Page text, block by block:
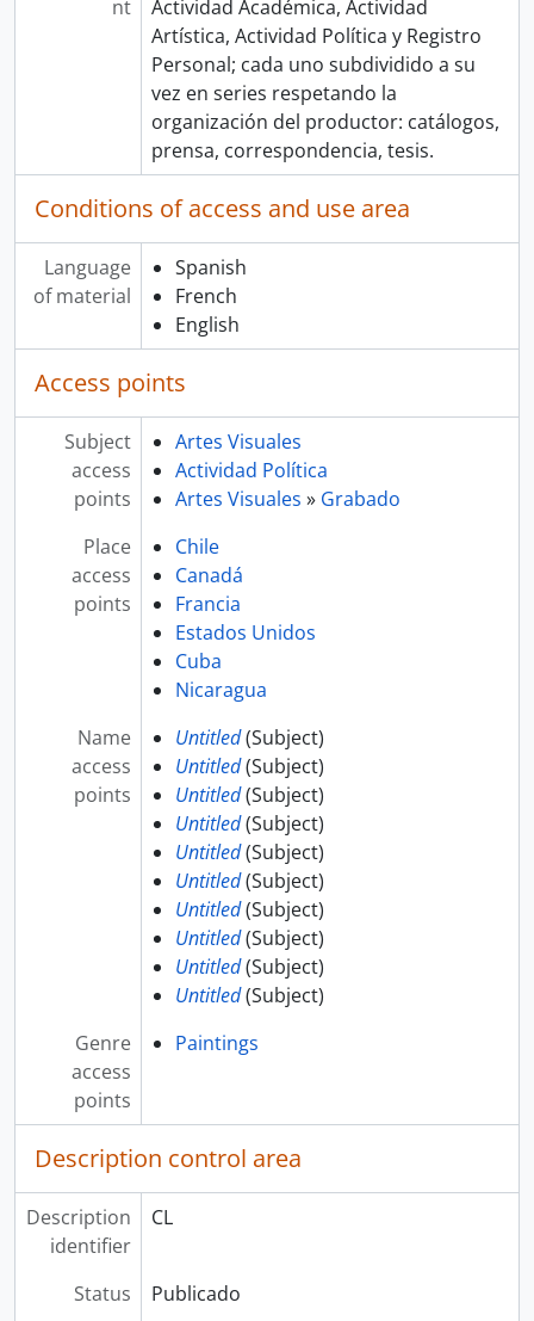
nt
Actividad Académica, Actividad
Artística, Actividad Política y Registro
Personal; cada uno subdividido a su
vez en series respetando la
organización del productor: catálogos,
prensa, correspondencia, tesis.
Conditions of access and use area
Language
of material
Spanish
French
English
Access points
Subject
access
points
Artes Visuales
Actividad Política
Artes Visuales » Grabado
Place
access
points
Chile
Canadá
Francia
Estados Unidos
Cuba
Nicaragua
Name
access
points
Untitled(Subject)
Untitled(Subject)
Untitled(Subject)
Untitled(Subject)
Untitled(Subject)
Untitled(Subject)
Untitled(Subject)
Untitled(Subject)
Untitled(Subject)
Untitled(Subject)
Genre
access
points
Paintings
Description control area
Description
identifier
CL
Status
Publicado